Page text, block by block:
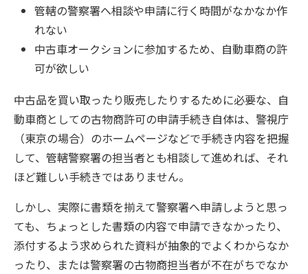
管轄の警察署へ相談や申請に行く時間がなかなか作
れない
中古車オークションに参加するため、自動車商の許
可が欲しい
中古品を買い取ったり販売したりするために必要な、自
動車商としての古物商許可の申請手続き自体は、警視庁
（東京の場合）のホームページなどで手続き内容を把握
して、管轄警察署の担当者とも相談して進めれば、それ
ほど難しい手続きではありません。
しかし、実際に書類を揃えて警察署へ申請しようと思っ
ても、ちょっとした書類の内容で申請できなかったり、
添付するよう求められた資料が抽象的でよくわからなか
ったり、または警察署の古物商担当者が不在がちでなか